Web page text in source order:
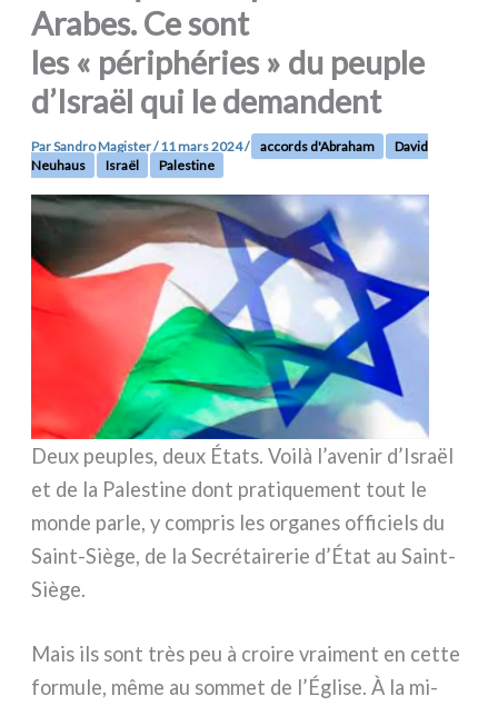
Arabes. Ce sont
les « périphéries » du peuple
d’Israël qui le demandent
ParSandro Magister/11 mars 2024/ accords d'Abraham
David
Neuhaus
Israël Palestine
Deux peu­ples, deux États. Voilà l’avenir d’Israël
et de la Palestine dont pra­ti­que­ment tout le
mon­de par­le, y com­pris les orga­nes offi­ciels du
Saint-Siège, de la Secrétairerie d’État au Saint-
Siège.
Mais ils sont très peu à croi­re vrai­ment en cet­te
for­mu­le, même au som­met de l’Église. À la mi-